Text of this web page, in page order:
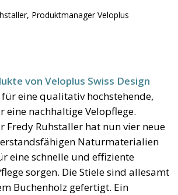
Produktmanager Veloplus
von Veloplus Swiss Design
eine qualitativ hochstehende,
eine nachhaltige Velopflege.
Fredy Ruhstaller hat nun vier neue
Naturmaterialien
eine schnelle und effiziente
sorgen. Die Stiele sind allesamt
Buchenholz gefertigt. Ein